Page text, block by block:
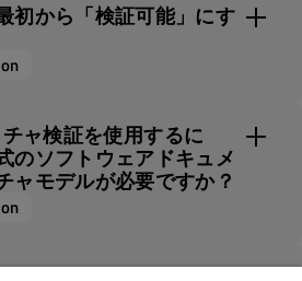
初から「検証可能」にす
ャ検証を使用するに
のソフトウェアドキュメ
ャモデルが必要ですか？